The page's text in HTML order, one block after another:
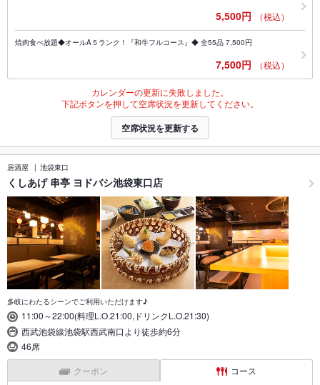
5,500円 （税込）
焼肉食べ放題◆オールA５ランク！『和牛フルコース』◆ 全55品 7,500円
7,500円 （税込）
カレンダーの更新に失敗しました。
下記ボタンを押して空席状況を更新してください。
空席状況を更新する
居酒屋 池袋東口
くしあげ 串亭 ヨドバシ池袋東口店
多岐にわたるシーンでご利用いただけます♪
11:00～22:00(料理L.O.21:00,ドリンクL.O.21:30)
西武池袋線池袋駅西武南口より徒歩約6分
46席
クーポン コース